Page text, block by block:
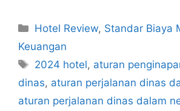
Categories
Hotel Review, Standar Biaya
Keuangan
Tags
2024 hotel, aturan
dinas, aturan perjalanan dinas
aturan perjalanan dinas dalam